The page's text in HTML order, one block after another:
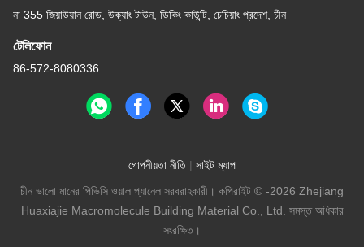
না 355 জিয়াউয়ান রোড, উক্যাং টাউন, ডিকিং কাউন্টি, চেচিয়াং প্রদেশ, চীন
টেলিফোন
86-572-8080336
গোপনীয়তা নীতি| সাইট ম্যাপ
চীন ভালো মানের পিভিসি ওয়াল প্যানেল সরবরাহকারী। কপিরাইট © -2026 Zhejiang
Huaxiajie Macromolecule Building Material Co., Ltd. সমস্ত অধিকার
সংরক্ষিত।